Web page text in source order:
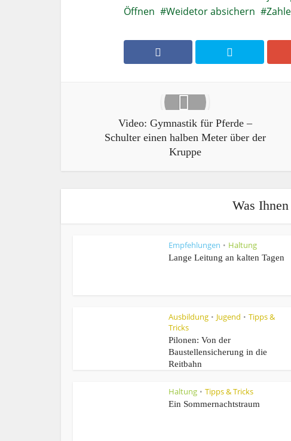
Öffnen
Weidetor absichern
Video: Gymnastik für Pferde –
Schulter einen halben Meter über der
Kruppe
Was
Empfehlungen • Haltung
Lange Leitung an kalten Tagen
Ausbildung • Jugend • Tipps &
Tricks
Pilonen: Von der
Baustellensicherung in die
Reitbahn
Haltung • Tipps & Tricks
Ein Sommernachtstraum